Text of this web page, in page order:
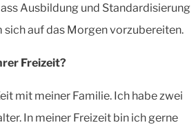
Ausbildung und Standardisierung
sich auf das Morgen vorzubereiten.
Freizeit?
mit meiner Familie. Ich habe zwei
In meiner Freizeit bin ich gerne